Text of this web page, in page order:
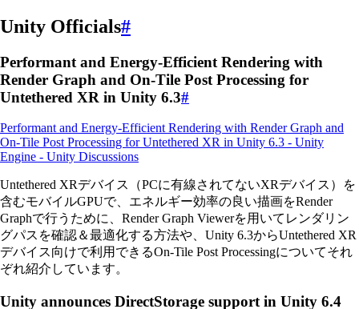
Unity Officials#
Performant and Energy-Efficient Rendering with
Render Graph and On-Tile Post Processing for
Untethered XR in Unity 6.3#
Performant and Energy-Efficient Rendering with Render Graph and
On-Tile Post Processing for Untethered XR in Unity 6.3 - Unity
Engine - Unity Discussions
Untethered XRデバイス（PCに有線されてないXRデバイス）を
含むモバイルGPUで、エネルギー効率の良い描画をRender
Graphで行うために、Render Graph Viewerを用いてレンダリン
グパスを確認＆最適化する方法や、Unity 6.3からUntethered XR
デバイス向けで利用できるOn-Tile Post Processingについてそれ
ぞれ紹介しています。
Unity announces DirectStorage support in Unity 6.4